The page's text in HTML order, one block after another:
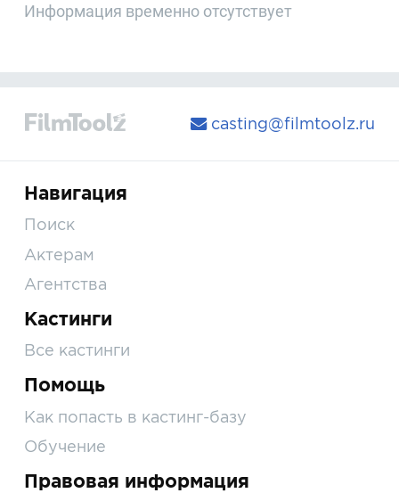
Информация временно отсутствует
casting@filmtoolz.ru
Навигация
Поиск
Актерам
Агентства
Кастинги
Все кастинги
Помощь
Как попасть в кастинг-базу
Обучение
Правовая информация